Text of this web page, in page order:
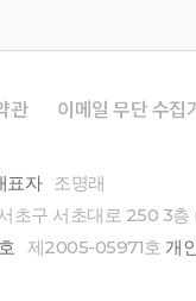
관 이메일 무단 수집
표자 조명래
초구 서초대로 250 3층
제2005-05971호 개